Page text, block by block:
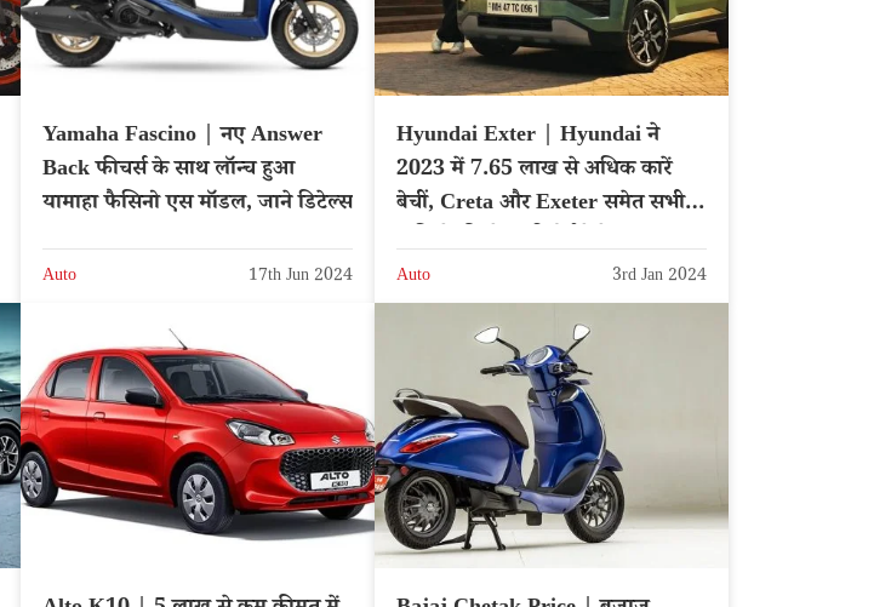
Yamaha Fascino | नए Answer
Back फीचर्स के साथ लॉन्च हुआ
यामाहा फैसिनो एस मॉडल, जाने डिटेल्स
Auto 17th Jun 2024
Hyundai Exter | Hyundai ने
2023 में 7.65 लाख से अधिक कारें
बेचीं, Creta और Exeter समेत सभी
Auto 3rd Jan 2024